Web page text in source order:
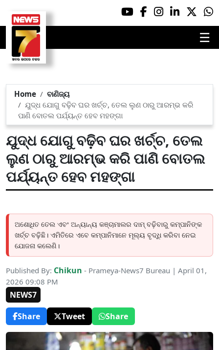
☰
Home
ବାଣିଜ୍ୟ
ଯୁଦ୍ଧ ଯୋଗୁ ବଢ଼ିବ ଘର ଖର୍ଚ୍ଚ, ତେଲ ଲୁଣ ଠାରୁ ଆରମ୍ଭ କରି
ପାଣି ବୋତଲ ପର୍ଯ୍ୟନ୍ତ ହେବ ମହଙ୍ଗା
ଯୁଦ୍ଧ ଯୋଗୁ ବଢ଼ିବ ଘର ଖର୍ଚ୍ଚ, ତେଲ
ଲୁଣ ଠାରୁ ଆରମ୍ଭ କରି ପାଣି ବୋତଲ
ପର୍ଯ୍ୟନ୍ତ ହେବ ମହଙ୍ଗା
ଅଶୋଧିତ ତେଲ ଏବଂ ଅନ୍ୟାନ୍ୟ କଞ୍ଚାମାଲର ଦାମ୍ ବଢ଼ିବାରୁ କମ୍ପାନିଙ୍କ
ଖର୍ଚ୍ଚ ବଢ଼ିଛି। ଏମିତିରେ ଏବେ କମ୍ପାନିମାନେ ମୂଲ୍ୟ ବୃଦ୍ଧି କରିବା ନେଇ
ଯୋଜନା କଲେଣି।
Published By: Chikun - Prameya-News7 Bureau | April 01,
2026 09:08 PM
NEWS7
Share
Tweet Share